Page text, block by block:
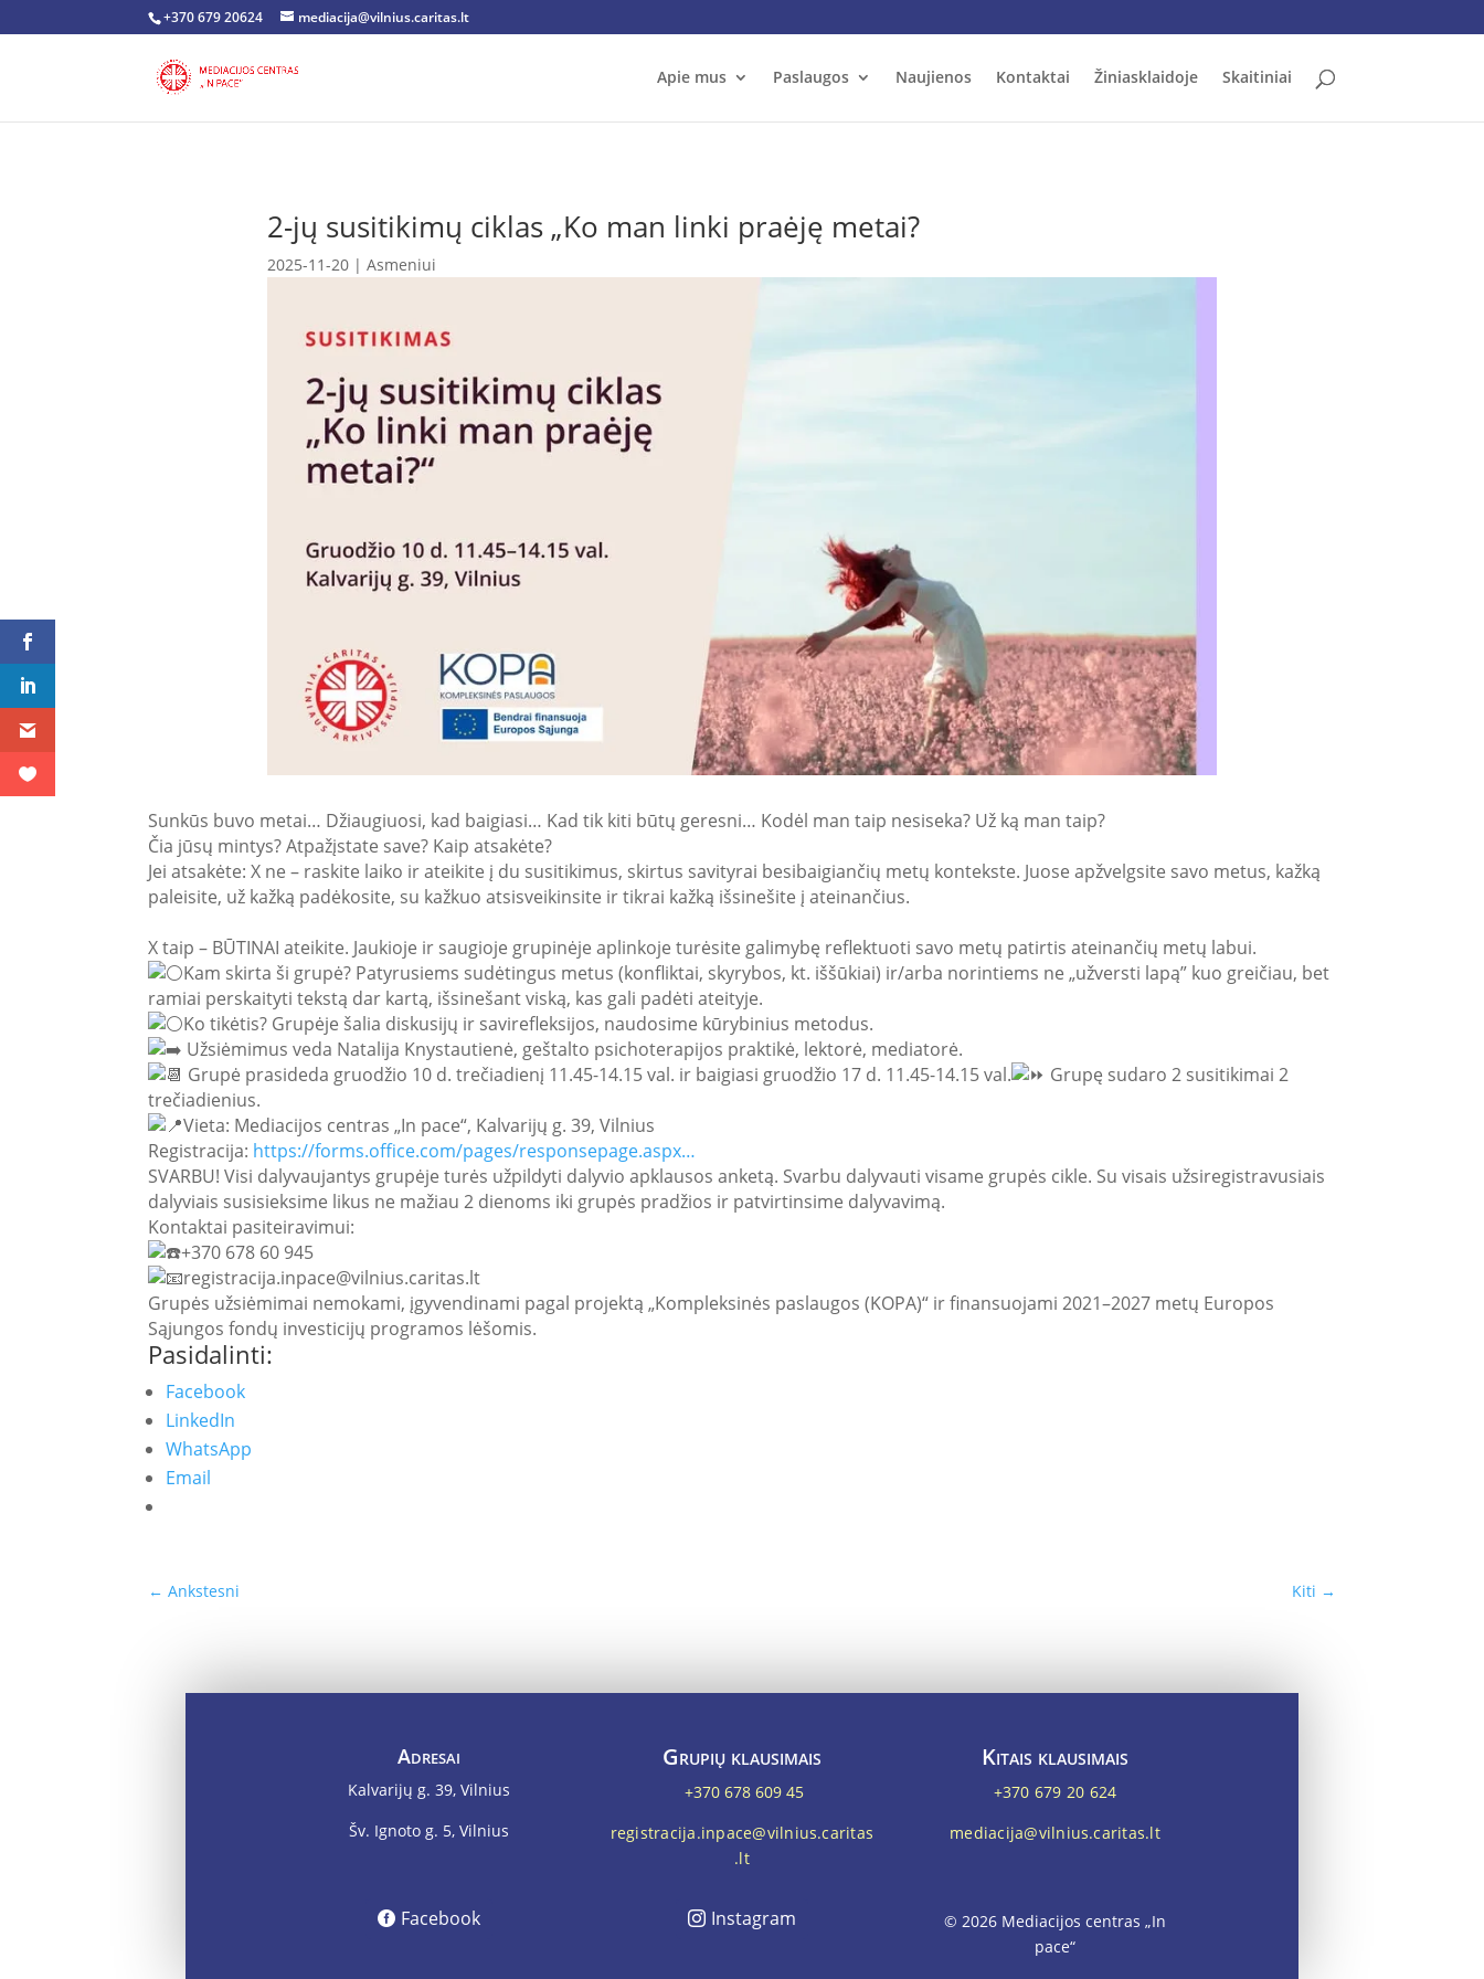
+370 679 20624 mediacija@vilnius.caritas.lt
Apie mus Paslaugos Naujienos Kontaktai Žiniasklaidoje Skaitiniai
2-jų susitikimų ciklas „Ko man linki praėję metai?
2025-11-20| Asmeniui
Sunkūs buvo metai… Džiaugiuosi, kad baigiasi… Kad tik kiti būtų geresni… Kodėl man taip nesiseka? Už ką man taip?
Čia jūsų mintys? Atpažįstate save? Kaip atsakėte?
Jei atsakėte: X ne – raskite laiko ir ateikite į du susitikimus, skirtus savityrai besibaigiančių metų kontekste. Juose apžvelgsite savo metus, kažką
paleisite, už kažką padėkosite, su kažkuo atsisveikinsite ir tikrai kažką išsinešite į ateinančius.
X taip – BŪTINAI ateikite. Jaukioje ir saugioje grupinėje aplinkoje turėsite galimybę reflektuoti savo metų patirtis ateinančių metų labui.
Kam skirta ši grupė? Patyrusiems sudėtingus metus (konfliktai, skyrybos, kt. iššūkiai) ir/arba norintiems ne „užversti lapą” kuo greičiau, bet
ramiai perskaityti tekstą dar kartą, išsinešant viską, kas gali padėti ateityje.
Ko tikėtis? Grupėje šalia diskusijų ir savirefleksijos, naudosime kūrybinius metodus.
Užsiėmimus veda Natalija Knystautienė, geštalto psichoterapijos praktikė, lektorė, mediatorė.
Grupė prasideda gruodžio 10 d. trečiadienį 11.45-14.15 val. ir baigiasi gruodžio 17 d. 11.45-14.15 val.
Grupę sudaro 2 susitikimai 2
trečiadienius.
Vieta: Mediacijos centras „In pace“, Kalvarijų g. 39, Vilnius
Registracija: https://forms.office.com/pages/responsepage.aspx…
SVARBU! Visi dalyvaujantys grupėje turės užpildyti dalyvio apklausos anketą. Svarbu dalyvauti visame grupės cikle. Su visais užsiregistravusiais
dalyviais susisieksime likus ne mažiau 2 dienoms iki grupės pradžios ir patvirtinsime dalyvavimą.
Kontaktai pasiteiravimui:
+370 678 60 945
registracija.inpace@vilnius.caritas.lt
Grupės užsiėmimai nemokami, įgyvendinami pagal projektą „Kompleksinės paslaugos (KOPA)“ ir finansuojami 2021–2027 metų Europos
Sąjungos fondų investicijų programos lėšomis.
Pasidalinti:
Facebook
LinkedIn
WhatsApp
Email
←Ankstesni Kiti →
Adresai
Kalvarijų g. 39, Vilnius
Šv. Ignoto g. 5, Vilnius
Grupių klausimais
+370 678 609 45
registracija.inpace@vilnius.caritas
.lt
Kitais klausimais
+370 679 20 624
mediacija@vilnius.caritas.lt
Facebook Instagram
© 2026 Mediacijos centras „In
pace“